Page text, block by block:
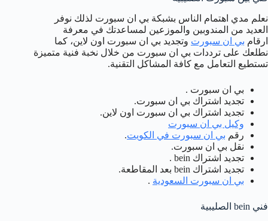
نعلم مدي اهتمام الناس بشبكة بي ان سبورت لذلك نوفر
العديد من المندوبين والموزعين لمساعدتك في معرفة
ارقام بي ان سبورت وتجديد بي ان سبورت اون لاين، كما
نطلعك على ترددات بي ان سبورت من خلال نخبة فنية متميزة
تستطيع التعامل مع كافة المشاكل التقنية.
بي ان سبورت .
تجديد اشتراك بي ان سبورت.
تجديد اشتراك بي ان سبورت اون لاين.
وكيل بي ان سبورت
رقم بي ان سبورت في الكويت.
نقل بي ان سبورت.
تجديد اشتراك bein .
تجديد اشتراك bein بعد المقاطعة.
بي ان سبورت السعودية .
فني bein الصليبية